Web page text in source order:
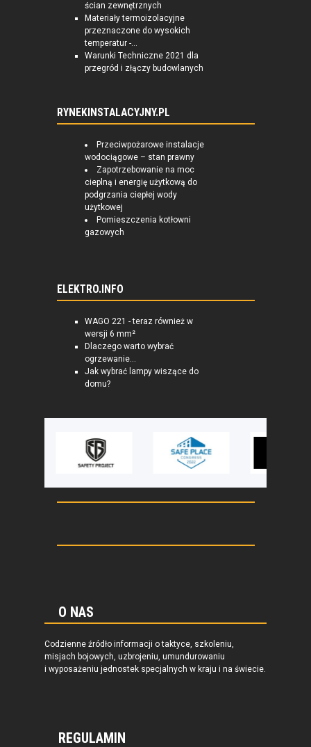
ścian zewnętrznych
Materiały termoizolacyjne
przeznaczone do wysokich
temperatur -...
Warunki Techniczne 2021 dla
przegród i złączy budowlanych
RYNEKINSTALACYJNY.PL
Przeciwpożarowe instalacje
wodociągowe – stan prawny
Zapotrzebowanie na moc
cieplną i energię użytkową do
podgrzania ciepłej wody
użytkowej
Pomieszczenia kotłowni
gazowych
ELEKTRO.INFO
WAGO 221 - teraz również w
wersji 6 mm²
Dlaczego warto wybrać
ogrzewanie...
Jak wybrać lampy wiszące do
domu?
O NAS
Codzienne źródło informacji o taktyce, szkoleniu,
misjach bojowych, uzbrojeniu, umundurowaniu
i wyposażeniu jednostek specjalnych w kraju i na świecie.
REGULAMIN